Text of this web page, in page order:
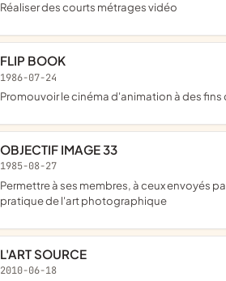
réaliser des courts métrages vidéo
FLIP BOOK
1986-07-24
promouvoir le cinéma d'animation à des
OBJECTIF IMAGE 33
1985-08-27
permettre à ses membres, à ceux envoyés par l'Union nationale des associations OBJECTIF IMAGE et par des services d'enseignement, de s'initier et de se perfectionner dans la
pratique de l'art photographique
L'ART SOURCE
2010-06-18